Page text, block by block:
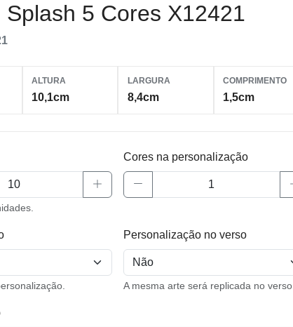
Splash 5 Cores X12421
ALTURA
10,1cm
LARGURA
8,4cm
COMPRIMENTO
1,5cm
Cores na personalização
Personalização no verso
A mesma arte será replicada no verso.